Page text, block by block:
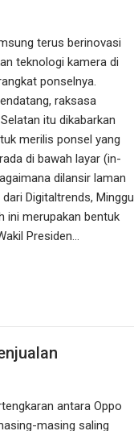
terus berinovasi
teknologi kamera di
ponselnya.
raksasa
itu dikabarkan
merilis ponsel yang
di bawah layar (in-
dilansir laman
Digitaltrends, Minggu
ini merupakan bentuk
Presiden…
antara Oppo
masing saling